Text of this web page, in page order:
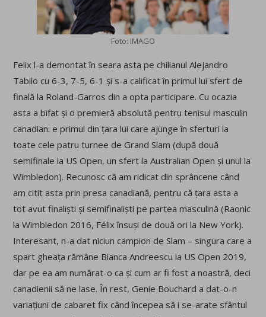
Foto: IMAGO
Felix l-a demontat în seara asta pe chilianul Alejandro
Tabilo cu 6-3, 7-5, 6-1 și s-a calificat în primul lui sfert de
finală la Roland-Garros din a opta participare. Cu ocazia
asta a bifat și o premieră absolută pentru tenisul masculin
canadian: e primul din țara lui care ajunge în sferturi la
toate cele patru turnee de Grand Slam (după două
semifinale la US Open, un sfert la Australian Open și unul la
Wimbledon). Recunosc că am ridicat din sprâncene când
am citit asta prin presa canadiană, pentru că țara asta a
tot avut finaliști și semifinaliști pe partea masculină (Raonic
la Wimbledon 2016, Félix însuși de două ori la New York).
Interesant, n-a dat niciun campion de Slam – singura care a
spart gheața rămâne Bianca Andreescu la US Open 2019,
dar pe ea am numărat-o ca și cum ar fi fost a noastră, deci
canadienii să ne lase. În rest, Genie Bouchard a dat-o-n
variațiuni de cabaret fix când începea să i se-arate sfântul